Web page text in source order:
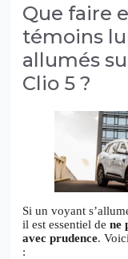
Que faire
témoins
allumés
Clio 5 ?
Si un voyant
il est essentiel de ne
avec prudence.
: